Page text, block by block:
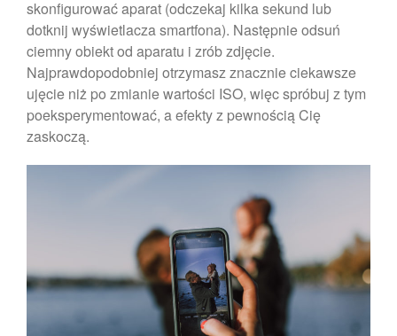
sierpień 2020
lipiec 2020
czerwiec 2020
maj 2018
Uncategorized
Zaloguj się
Kanał wpisów
skonfigurować aparat (odczekaj kilka sekund lub
dotknij wyświetlacza smartfona). Następnie odsuń
ciemny obiekt od aparatu i zrób zdjęcie.
Najprawdopodobniej otrzymasz znacznie ciekawsze
ujęcie niż po zmianie wartości ISO, więc spróbuj z tym
poeksperymentować, a efekty z pewnością Cię
zaskoczą.